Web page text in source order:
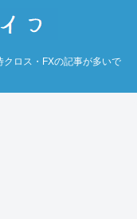
ロス・FXの記事が多いで